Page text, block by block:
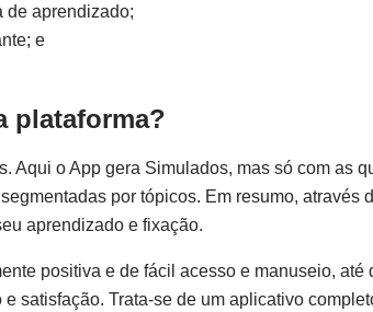
de aprendizado;
e
plataforma?
Aqui o App gera Simulados, mas só com as
por tópicos. Em resumo, através
aprendizado e fixação.
positiva e de fácil acesso e manuseio, até
satisfação. Trata-se de um aplicativo